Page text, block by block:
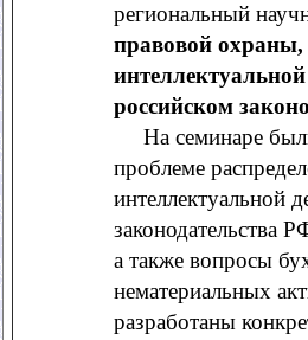
региональный
правовой охраны,
российском
На семинаре
проблеме
интеллектуальной
законодательства
а также вопросы
нематериальных
разработаны